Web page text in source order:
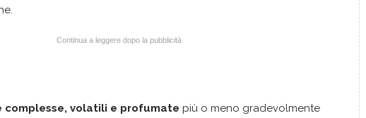
Continua a leggere dopo la pubblicità
complesse, volatili e profumate più o meno gradevolmente